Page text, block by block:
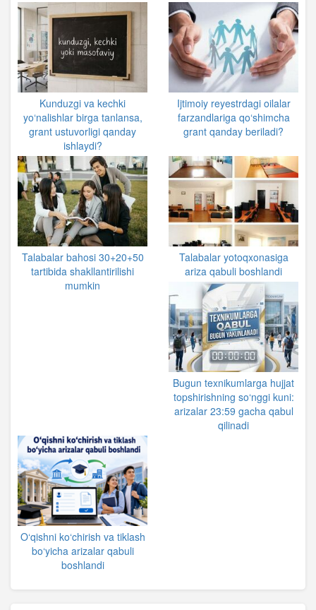
Kunduzgi va kechki
yo‘nalishlar birga tanlansa,
grant ustuvorligi qanday
ishlaydi?
Ijtimoiy reyestrdagi oilalar
farzandlariga qo‘shimcha
grant qanday beriladi?
Talabalar bahosi 30+20+50
tartibida shakllantirilishi
mumkin
Talabalar yotoqxonasiga
ariza qabuli boshlandi
Bugun texnikumlarga hujjat
topshirishning so‘nggi kuni:
arizalar 23:59 gacha qabul
qilinadi
O‘qishni ko‘chirish va tiklash
bo‘yicha arizalar qabuli
boshlandi